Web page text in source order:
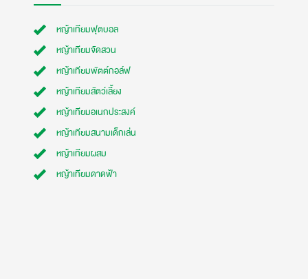
หญ้าเทียมฟุตบอล
หญ้าเทียมจัดสวน
หญ้าเทียมพัตต์กอล์ฟ
หญ้าเทียมสัตว์เลี้ยง
หญ้าเทียมอเนกประสงค์
หญ้าเทียมสนามเด็กเล่น
หญ้าเทียมผสม
หญ้าเทียมดาดฟ้า